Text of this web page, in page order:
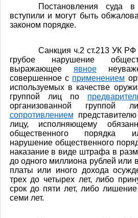
Постановления суда
вступили и могут быть
законом порядке.
Санкция ч.2 ст.213 УК РФ
грубое нарушение
выражающее явное
совершенное с применением
используемых в качестве
группой лиц по
организованной группой
сопротивлением
лицу, исполняющему
общественного порядка
нарушение общественного
наказание в виде штрафа в
до одного миллиона рублей или
платы или иного дохода
трех до четырех лет, либо
срок до пяти лет, либо
семи лет.